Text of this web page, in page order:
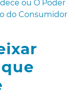
ou O Poder
do Consumidor